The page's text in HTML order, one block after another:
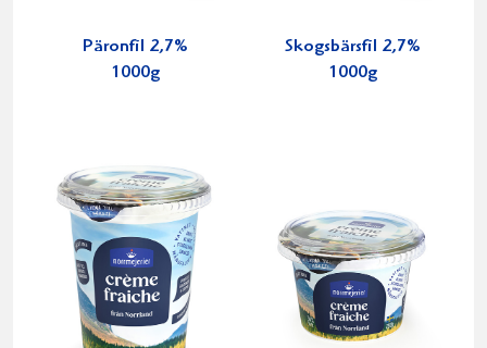
Päronfil 2,7%
1000g
Skogsbärsfil 2,7%
1000g